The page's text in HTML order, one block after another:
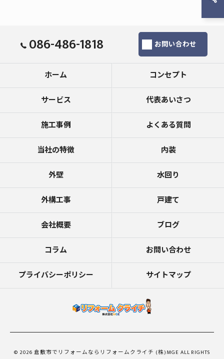
086-486-1818 お問い合わせ
ホーム
コンセプト
サービス
代表あいさつ
施工事例
よくある質問
当社の特徴
内装
外壁
水回り
外構工事
戸建て
会社概要
ブログ
コラム
お問い合わせ
プライバシーポリシー
サイトマップ
© 2026 倉敷市でリフォームならリフォームクライチ (株)MGE ALL RIGHTS